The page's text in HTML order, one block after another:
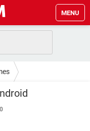
MENU